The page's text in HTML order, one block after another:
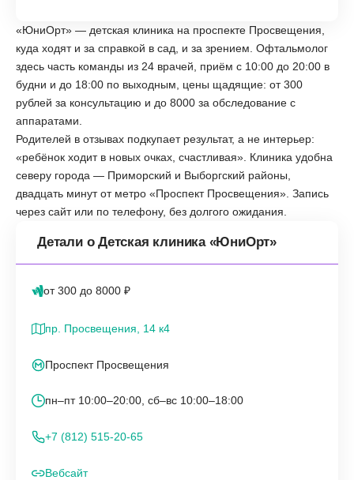
«ЮниОрт» — детская клиника на проспекте Просвещения,
куда ходят и за справкой в сад, и за зрением. Офтальмолог
здесь часть команды из 24 врачей, приём с 10:00 до 20:00 в
будни и до 18:00 по выходным, цены щадящие: от 300
рублей за консультацию и до 8000 за обследование с
аппаратами.
Родителей в отзывах подкупает результат, а не интерьер:
«ребёнок ходит в новых очках, счастливая». Клиника удобна
северу города — Приморский и Выборгский районы,
двадцать минут от метро «Проспект Просвещения». Запись
через сайт или по телефону, без долгого ожидания.
Детали о Детская клиника «ЮниОрт»
от 300 до 8000 ₽
пр. Просвещения, 14 к4
Проспект Просвещения
пн–пт 10:00–20:00, сб–вс 10:00–18:00
+7 (812) 515-20-65
Вебсайт